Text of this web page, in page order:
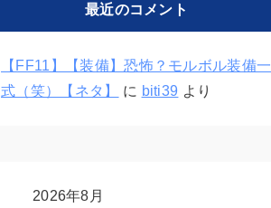
最近のコメント
【FF11】【装備】恐怖？モルボル装備一
式（笑）【ネタ】
に biti39 より
2026年8月